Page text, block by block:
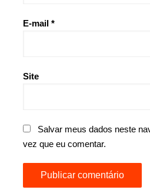
E-mail *
Site
Salvar meus dados neste
vez que eu comentar.